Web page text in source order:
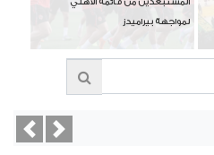
لمواجهة بيراميدز
Next